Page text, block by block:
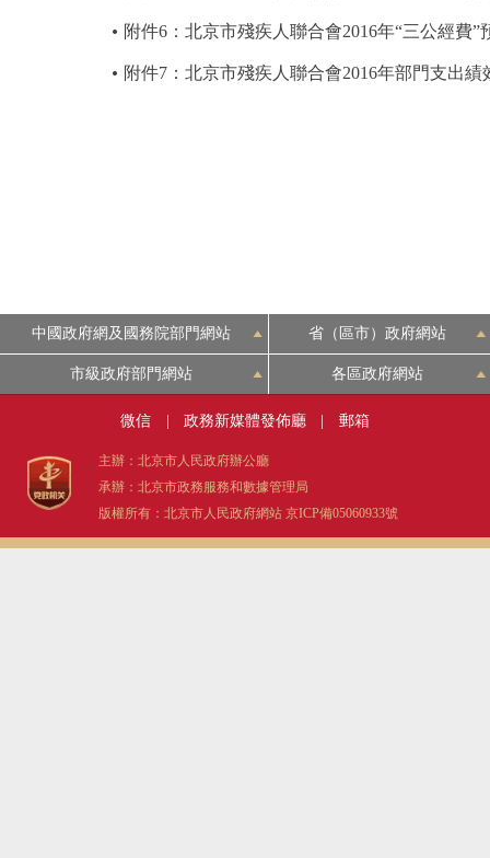
附件6：北京市殘疾人聯合會2016年“三公經費
附件7：北京市殘疾人聯合會2016年部門支出績
中國政府網及國務院部門網站 省（區市）政府網站
市級政府部門網站 各區政府網站
微信 政務新媒體發佈廳 郵箱
主辦：北京市人民政府辦公廳
承辦：北京市政務服務和數據管理局
版權所有：北京市人民政府網站 京ICP備05060933號